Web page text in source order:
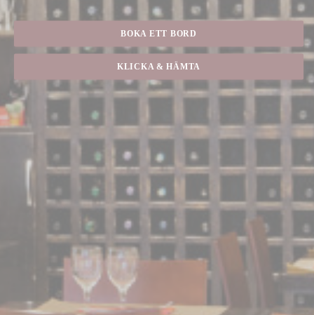
BOKA ETT BORD
KLICKA & HÄMTA